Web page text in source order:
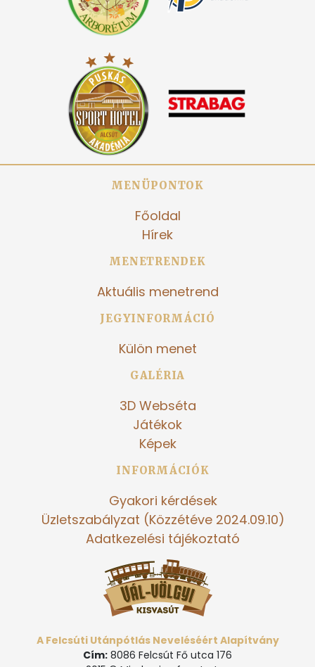
A Felcsúti Utánpótlás Neveléséért Alapítvány
Cím: 8086 Felcsút Fő utca 176
MENÜPONTOK
Főoldal
Hírek
MENETRENDEK
Aktuális menetrend
JEGYINFORMÁCIÓ
Külön menet
GALÉRIA
3D Webséta
Játékok
Képek
INFORMÁCIÓK
Gyakori kérdések
Üzletszabályzat (Közzétéve 2024.09.10)
Adatkezelési tájékoztató